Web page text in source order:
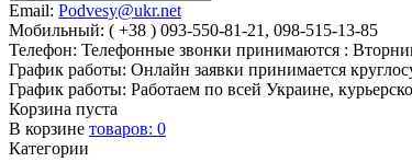
Email: Podvesy@ukr.net
Мобильный: ( +38 ) 093-550-81-21, 098-515-13-85
Телефон: Телефонные звонки принимаются :
График работы: Онлайн заявки принимается
График работы: Работаем по всей Украине,
Корзина пуста
В корзине товаров: 0
Категории